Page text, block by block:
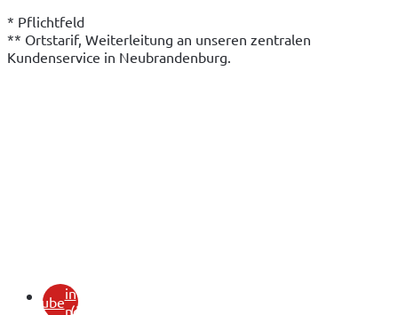
* Pflichtfeld
** Ortstarif, Weiterleitung an unseren zentralen
Kundenservice in Neubrandenburg.
youtubein
neuem
(öffnet